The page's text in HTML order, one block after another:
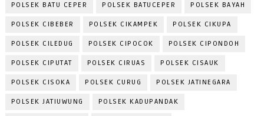
POLSEK BATU CEPER POLSEK BATUCEPER POLSEK BAYAH
POLSEK CIBEBER POLSEK CIKAMPEK POLSEK CIKUPA
POLSEK CILEDUG POLSEK CIPOCOK POLSEK CIPONDOH
POLSEK CIPUTAT POLSEK CIRUAS POLSEK CISAUK
POLSEK CISOKA POLSEK CURUG POLSEK JATINEGARA
POLSEK JATIUWUNG POLSEK KADUPANDAK